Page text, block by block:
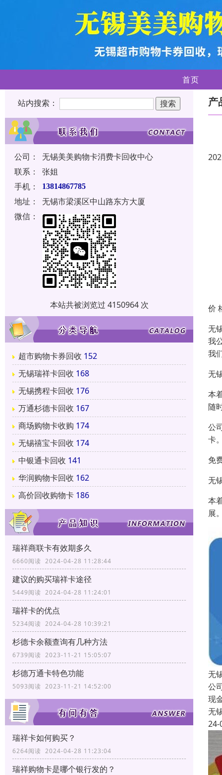
首页
站内搜索：
公司：
无锡美美购物卡消费卡回收中心
联系：
张姐
手机：
13814867785
地址：
无锡市梁溪区中山路东方大厦
微信：
本站共被浏览过 4150964 次
超市购物卡券回收 152
无锡瑞祥卡回收 168
无锡携程卡回收 176
万通杉德卡回收 167
商场购物卡收购 174
无锡禧宝卡回收 174
中银通卡回收 141
华润购物卡回收 162
高价回收购物卡 186
瑞祥商联卡有效期多久
6660阅读 2024-04-28 11:28:44
建议的购买瑞祥卡途径
5449阅读 2024-04-28 11:24:01
瑞祥卡的优点
5234阅读 2024-04-28 10:39:21
杉德卡余额查询有几种方法
6739阅读 2023-11-21 15:05:07
杉德万通卡特色功能
5093阅读 2023-11-21 14:52:00
瑞祥卡如何购买？
6264阅读 2024-04-28 11:23:04
瑞祥购物卡是哪个银行发的？
产
价
无
我
我
无
本
随
公
卡
免
无
本
展
无
公
现
无
24-